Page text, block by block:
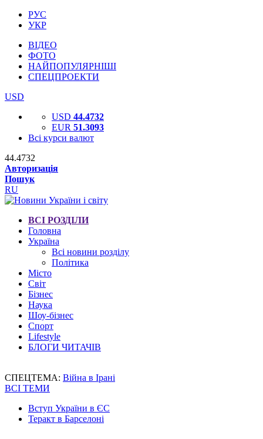
РУС
УКР
ВІДЕО
ФОТО
НАЙПОПУЛЯРНІШІ
СПЕЦПРОЕКТИ
USD
USD 44.4732
EUR 51.3093
Всі курси валют
44.4732
Авторизація
Пошук
RU
ВСІ РОЗДІЛИ
Головна
Україна
Всі новини розділу
Політика
Місто
Світ
Бізнес
Наука
Шоу-бізнес
Спорт
Lifestyle
БЛОГИ ЧИТАЧІВ
СПЕЦТЕМА: Війна в Ірані
ВСІ ТЕМИ
Вступ України в ЄС
Теракт в Барселоні